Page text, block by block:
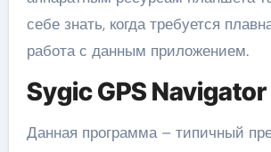
себе знать, когда требуется
работа с данным приложением.
Sygic GPS Navigator
Данная программа – типичный